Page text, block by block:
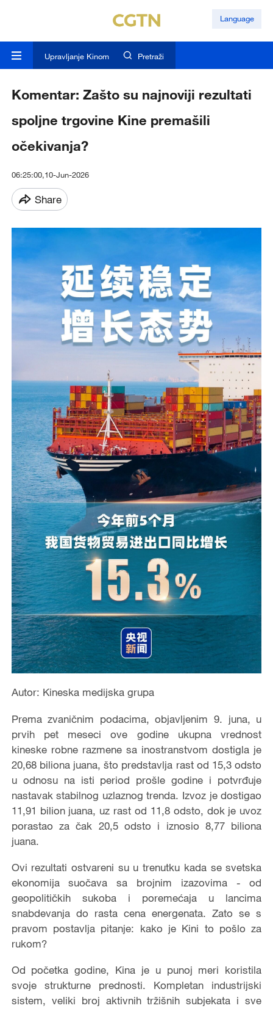
Language
Upravljanje Kinom Pretraži
Komentar: Zašto su najnoviji rezultati
spoljne trgovine Kine premašili
očekivanja?
06:25:00,10-Jun-2026
Share
Autor: Kineska medijska grupa
Prema zvaničnim podacima, objavljenim 9. juna, u
prvih pet meseci ove godine ukupna vrednost
kineske robne razmene sa inostranstvom dostigla je
20,68 biliona juana, što predstavlja rast od 15,3 odsto
u odnosu na isti period prošle godine i potvrđuje
nastavak stabilnog uzlaznog trenda. Izvoz je dostigao
11,91 bilion juana, uz rast od 11,8 odsto, dok je uvoz
porastao za čak 20,5 odsto i iznosio 8,77 biliona
juana.
Ovi rezultati ostvareni su u trenutku kada se svetska
ekonomija suočava sa brojnim izazovima - od
geopolitičkih sukoba i poremećaja u lancima
snabdevanja do rasta cena energenata. Zato se s
pravom postavlja pitanje: kako je Kini to pošlo za
rukom?
Od početka godine, Kina je u punoj meri koristila
svoje strukturne prednosti. Kompletan industrijski
sistem, veliki broj aktivnih tržišnih subjekata i sve